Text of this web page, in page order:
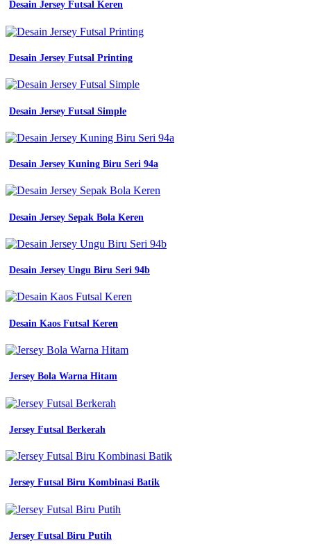
Desain Jersey Futsal Keren
Desain Jersey Futsal Printing
Desain Jersey Futsal Simple
Desain Jersey Kuning Biru Seri 94a
Desain Jersey Sepak Bola Keren
Desain Jersey Ungu Biru Seri 94b
Desain Kaos Futsal Keren
Jersey Bola Warna Hitam
Jersey Futsal Berkerah
Jersey Futsal Biru Kombinasi Batik
Jersey Futsal Biru Putih